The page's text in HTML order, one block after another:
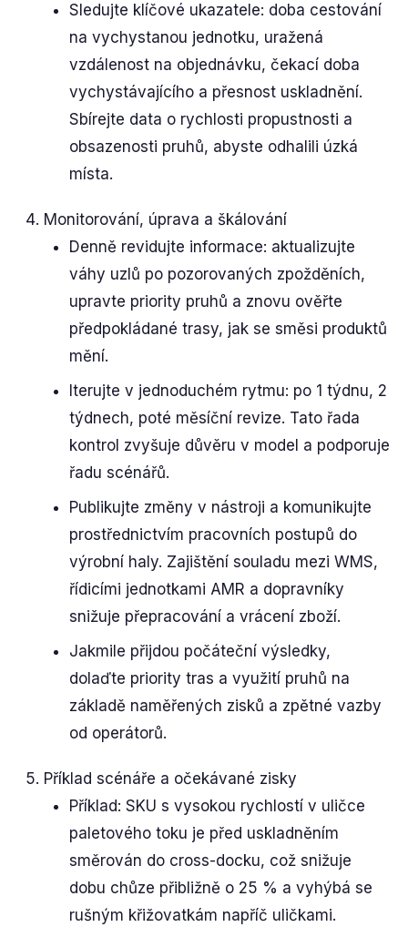
Sledujte klíčové ukazatele: doba cestování
na vychystanou jednotku, uražená
vzdálenost na objednávku, čekací doba
vychystávajícího a přesnost uskladnění.
Sbírejte data o rychlosti propustnosti a
obsazenosti pruhů, abyste odhalili úzká
místa.
Monitorování, úprava a škálování
Denně revidujte informace: aktualizujte
váhy uzlů po pozorovaných zpožděních,
upravte priority pruhů a znovu ověřte
předpokládané trasy, jak se směsi produktů
mění.
Iterujte v jednoduchém rytmu: po 1 týdnu, 2
týdnech, poté měsíční revize. Tato řada
kontrol zvyšuje důvěru v model a podporuje
řadu scénářů.
Publikujte změny v nástroji a komunikujte
prostřednictvím pracovních postupů do
výrobní haly. Zajištění souladu mezi WMS,
řídicími jednotkami AMR a dopravníky
snižuje přepracování a vrácení zboží.
Jakmile přijdou počáteční výsledky,
dolaďte priority tras a využití pruhů na
základě naměřených zisků a zpětné vazby
od operátorů.
Příklad scénáře a očekávané zisky
Příklad: SKU s vysokou rychlostí v uličce
paletového toku je před uskladněním
směrován do cross-docku, což snižuje
dobu chůze přibližně o 25 % a vyhýbá se
rušným křižovatkám napříč uličkami.